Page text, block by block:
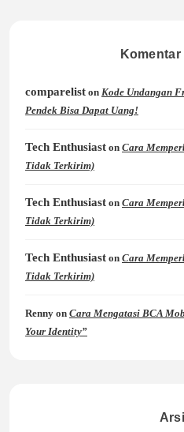
Komentar
comparelist on Kode Undangan
Pendek Bisa Dapat Uang!
Tech Enthusiast on Cara
Tidak Terkirim)
Tech Enthusiast on Cara
Tidak Terkirim)
Tech Enthusiast on Cara
Tidak Terkirim)
Renny on Cara Mengatasi BCA
Your Identity”